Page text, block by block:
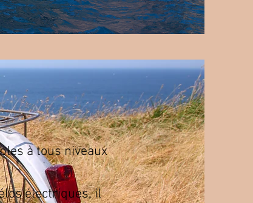
à tous niveaux
électriques, il